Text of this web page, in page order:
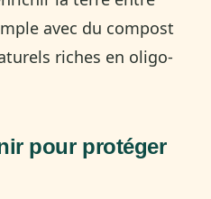
avec du compost
riches en oligo-
pour protéger